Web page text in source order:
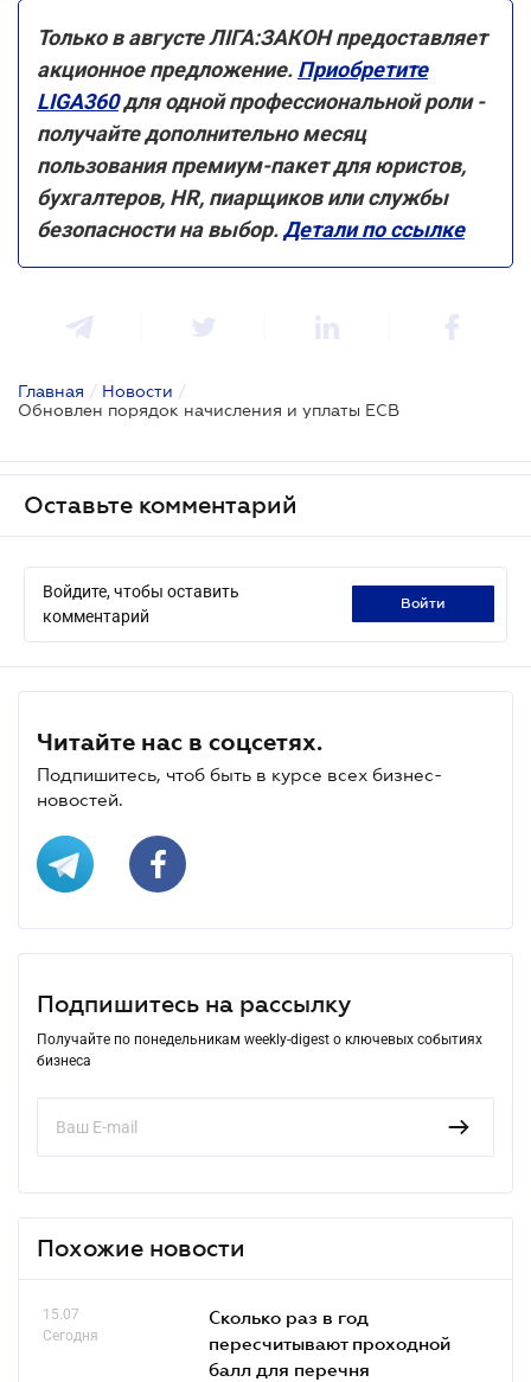
Только в августе ЛІГА:ЗАКОН предоставляет
акционное предложение. Приобретите
LIGA360для одной профессиональной роли -
получайте дополнительно месяц
пользования премиум-пакет для юристов,
бухгалтеров, HR, пиарщиков или службы
безопасности на выбор.Детали по ссылке
Главная / Новости /
Обновлен порядок начисления и уплаты ЕСВ
Оставьте комментарий
Войдите, чтобы оставить
комментарий
войти
Читайте нас в соцсетях.
Подпишитесь, чтоб быть в курсе всех бизнес-
новостей.
Подпишитесь на рассылку
Получайте по понедельникам weekly-digest о ключевых событиях
бизнеса
Похожие новости
15.07
Сегодня
Сколько раз в год
пересчитывают проходной
балл для перечня